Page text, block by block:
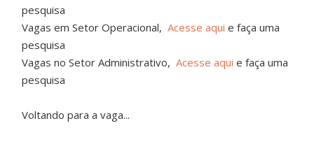
pesquisa
Vagas em Setor Operacional,Acesse aqui e faça uma
pesquisa
Vagas no Setor Administrativo,Acesse aqui e faça uma
pesquisa
Voltando para a vaga...